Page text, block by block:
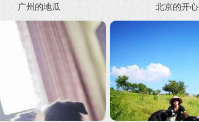
广州的地瓜 北京的开心